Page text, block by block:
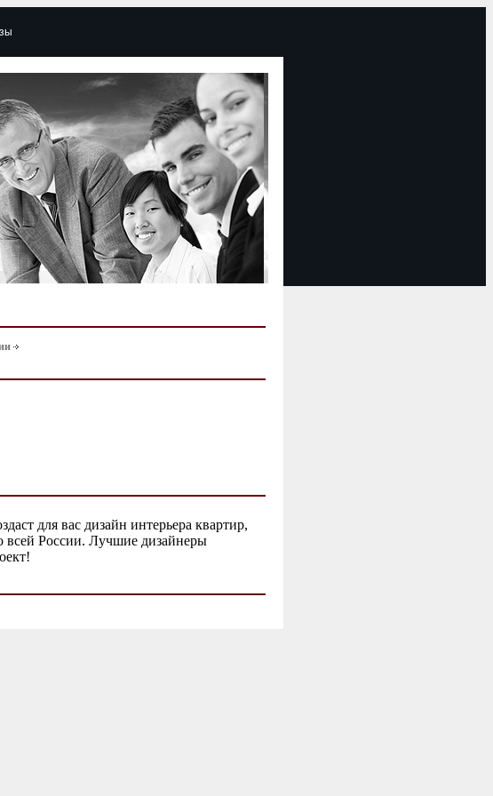
для вас дизайн интерьера квартир,
всей России. Лучшие дизайнеры